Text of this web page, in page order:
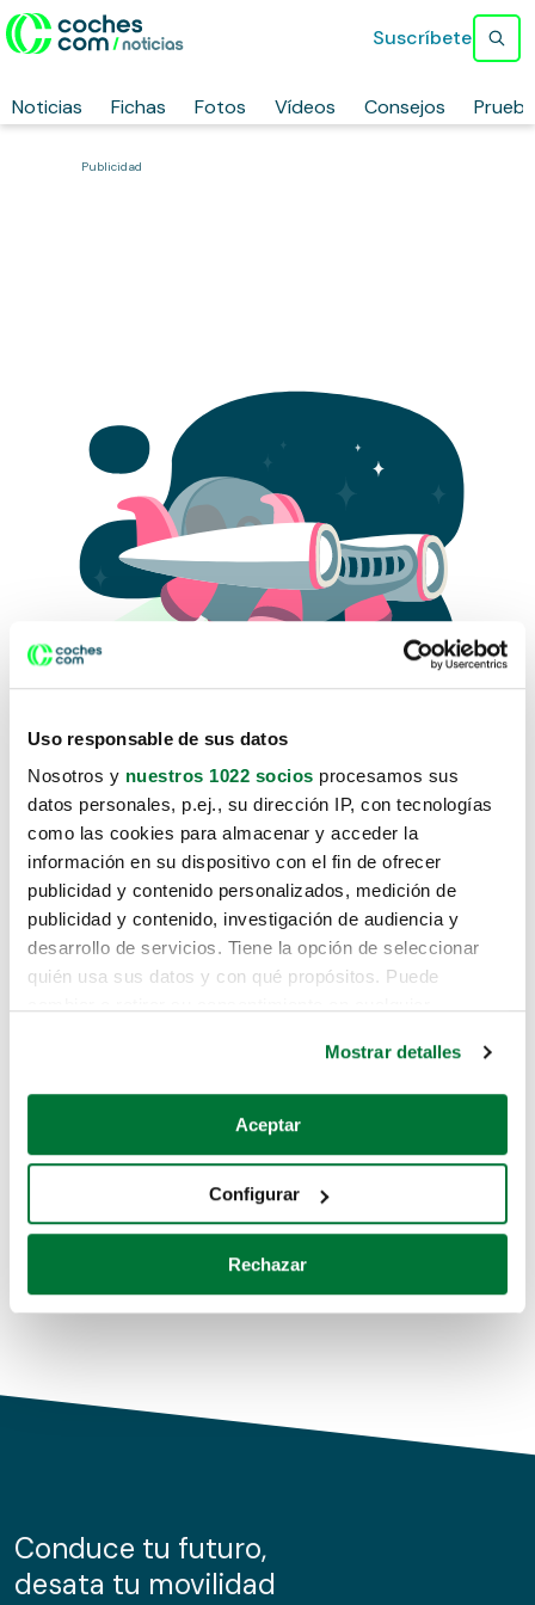
Uso responsable de sus datos
Nosotros y nuestros 1022 socios procesamos sus
datos personales, p.ej., su dirección IP, con tecnologías
como las cookies para almacenar y acceder la
información en su dispositivo con el fin de ofrecer
publicidad y contenido personalizados, medición de
publicidad y contenido, investigación de audiencia y
desarrollo de servicios. Tiene la opción de seleccionar
quién usa sus datos y con qué propósitos. Puede
Si lo permite, también quisiéramos:
Recopilar información sobre su ubicación geográfica
Identificar su dispositivo analizándolo activamente
para buscar características específicas (huellas
Obtenga más información sobre cómo se procesan sus
de cookies.
información sobre el uso que haga del sitio web con
nuestros partners de redes sociales, publicidad y análisis
Mostrar detalles
Aceptar
Configurar
Rechazar
Noticias Fichas Fotos Vídeos Consejos
Suscríbete
Publicidad
Lo sentimos, no sabemos como
te hemos traido hasta aquí.
Pero puedes encontrar el coche que estás
buscando en alguno de estos enlaces:
Coches de segunda mano
Coches de km0
Conduce tu futuro,
desata tu movilidad